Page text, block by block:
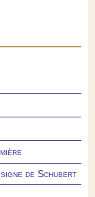
de Schubert